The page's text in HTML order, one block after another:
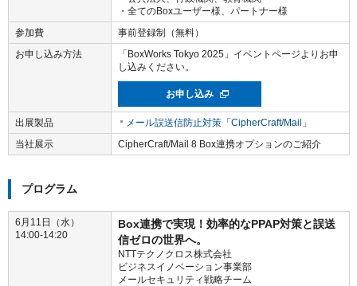
・全てのBoxユーザー様、パートナー様
参加費
事前登録制（無料）
お申し込み方法
「BoxWorks Tokyo 2025」イベントページよりお申
し込みください。
お申し込み
出展製品
メール誤送信防止対策「CipherCraft/Mail」
当社展示
CipherCraft/Mail 8 Box連携オプションのご紹介
プログラム
6月11日（水）
14:00-14:20
Box連携で実現！効率的なPPAP対策と誤送
信ゼロの世界へ。
NTTテクノクロス株式会社
ビジネスイノベーション事業部
メールセキュリティ戦略チーム